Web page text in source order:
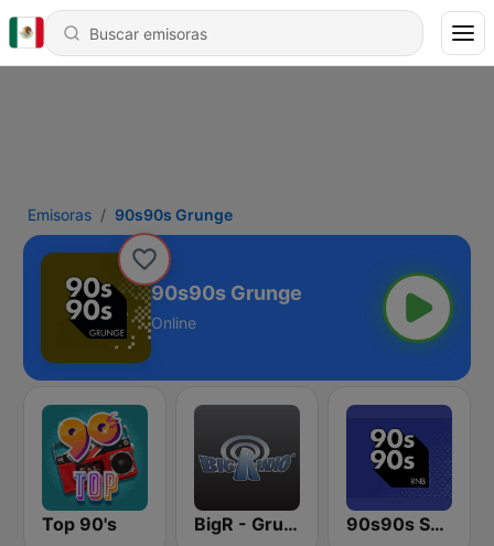
Emisoras 90s90s Grunge
90s90s Grunge
Online
Top 90's BigR - Grunge FM 90s90s Soul & R&B